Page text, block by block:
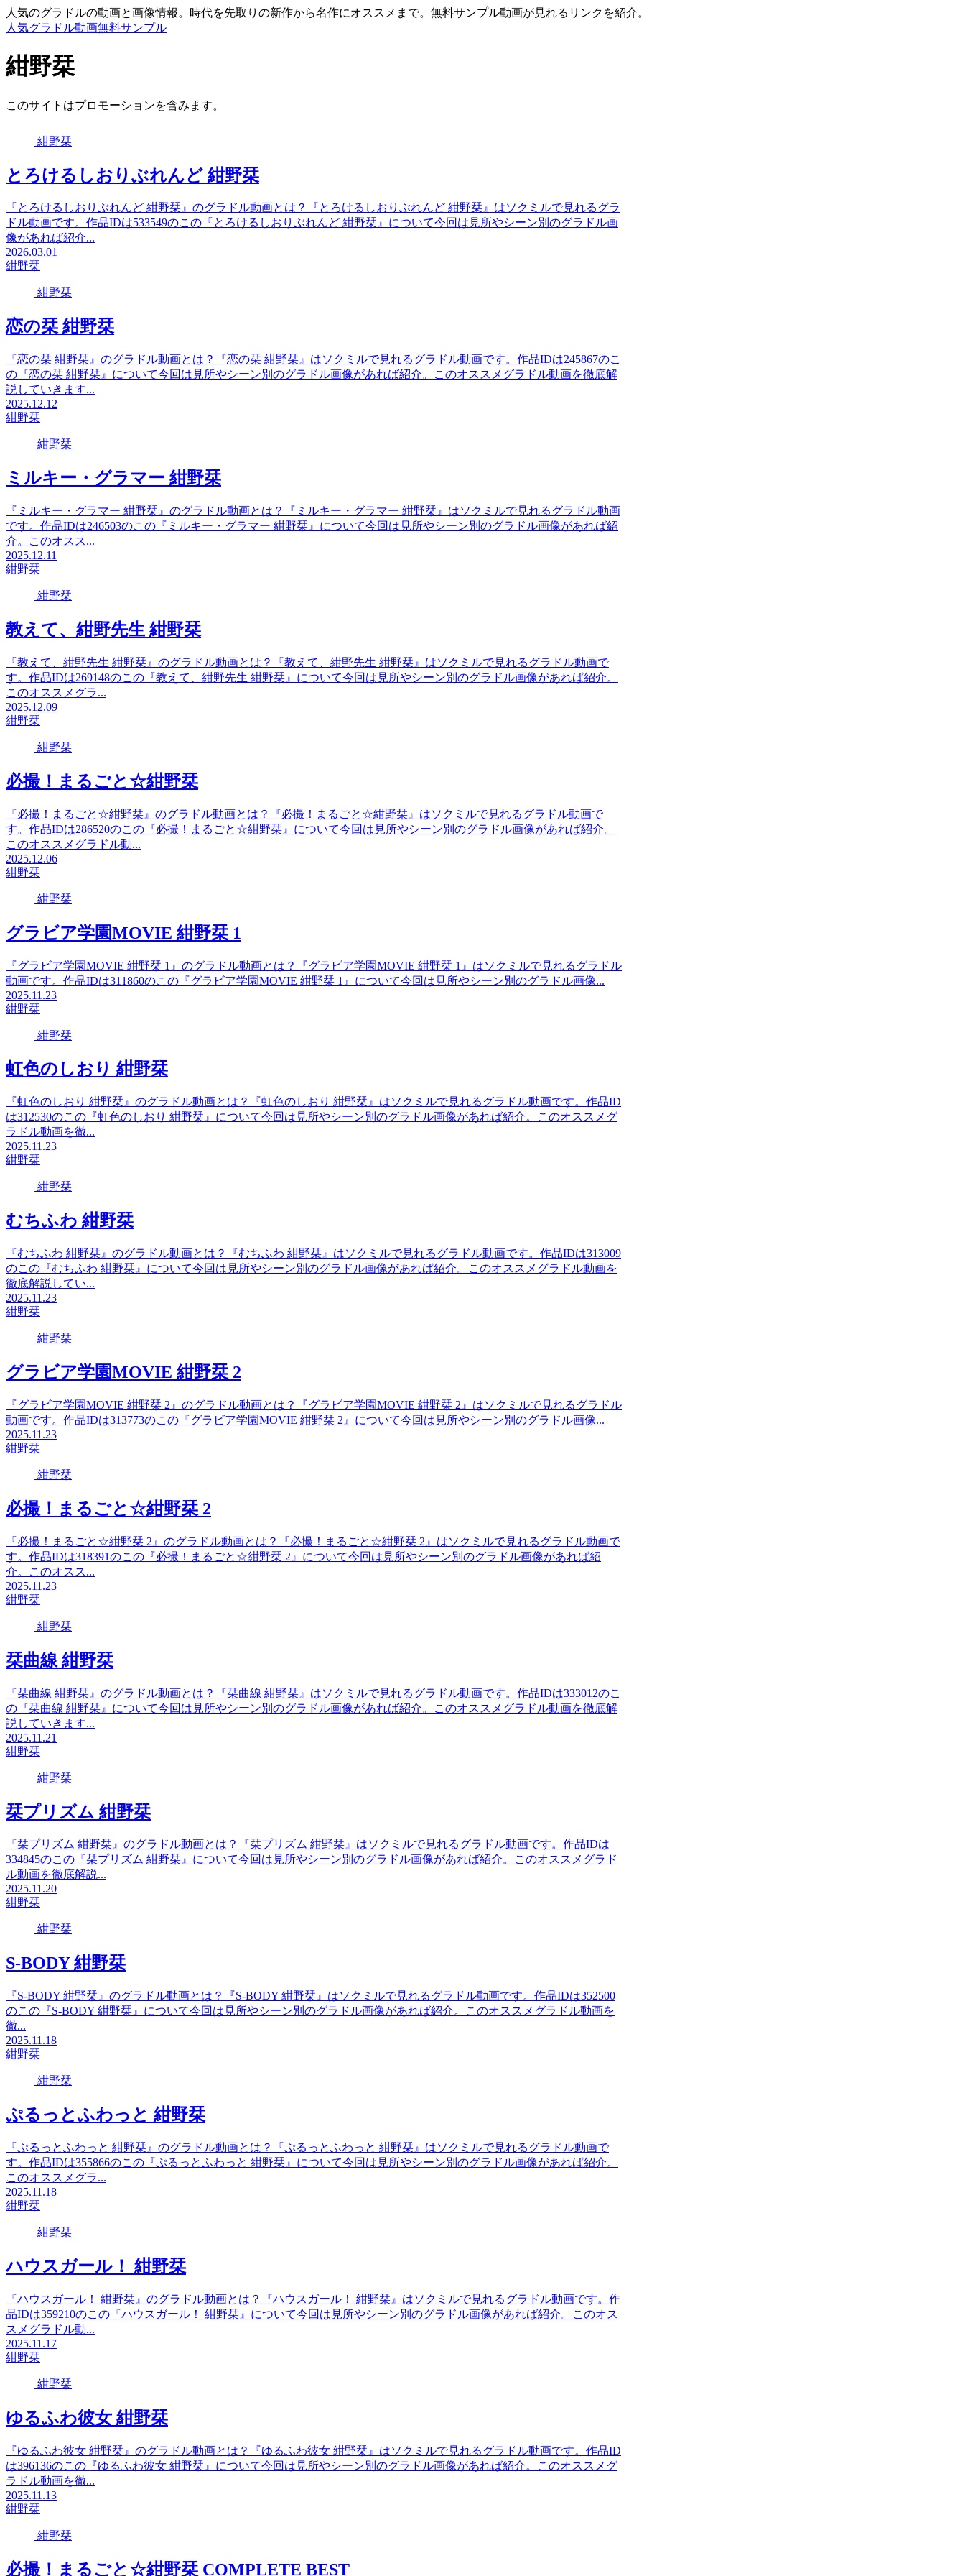
人気のグラドルの動画と画像情報。時代を先取りの新作から名作にオススメまで。無料サンプル動画が見れるリンクを紹介。
人気グラドル動画無料サンプル
紺野栞
このサイトはプロモーションを含みます。
紺野栞
とろけるしおりぶれんど 紺野栞
『とろけるしおりぶれんど 紺野栞』のグラドル動画とは？『とろけるしおりぶれんど 紺野栞』はソクミルで見れるグラ
ドル動画です。作品IDは533549のこの『とろけるしおりぶれんど 紺野栞』について今回は見所やシーン別のグラドル画
像があれば紹介...
2026.03.01
紺野栞
紺野栞
恋の栞 紺野栞
『恋の栞 紺野栞』のグラドル動画とは？『恋の栞 紺野栞』はソクミルで見れるグラドル動画です。作品IDは245867のこ
の『恋の栞 紺野栞』について今回は見所やシーン別のグラドル画像があれば紹介。このオススメグラドル動画を徹底解
説していきます...
2025.12.12
紺野栞
紺野栞
ミルキー・グラマー 紺野栞
『ミルキー・グラマー 紺野栞』のグラドル動画とは？『ミルキー・グラマー 紺野栞』はソクミルで見れるグラドル動画
です。作品IDは246503のこの『ミルキー・グラマー 紺野栞』について今回は見所やシーン別のグラドル画像があれば紹
介。このオスス...
2025.12.11
紺野栞
紺野栞
教えて、紺野先生 紺野栞
『教えて、紺野先生 紺野栞』のグラドル動画とは？『教えて、紺野先生 紺野栞』はソクミルで見れるグラドル動画で
す。作品IDは269148のこの『教えて、紺野先生 紺野栞』について今回は見所やシーン別のグラドル画像があれば紹介。
このオススメグラ...
2025.12.09
紺野栞
紺野栞
必撮！まるごと☆紺野栞
『必撮！まるごと☆紺野栞』のグラドル動画とは？『必撮！まるごと☆紺野栞』はソクミルで見れるグラドル動画で
す。作品IDは286520のこの『必撮！まるごと☆紺野栞』について今回は見所やシーン別のグラドル画像があれば紹介。
このオススメグラドル動...
2025.12.06
紺野栞
紺野栞
グラビア学園MOVIE 紺野栞 1
『グラビア学園MOVIE 紺野栞 1』のグラドル動画とは？『グラビア学園MOVIE 紺野栞 1』はソクミルで見れるグラドル
動画です。作品IDは311860のこの『グラビア学園MOVIE 紺野栞 1』について今回は見所やシーン別のグラドル画像...
2025.11.23
紺野栞
紺野栞
虹色のしおり 紺野栞
『虹色のしおり 紺野栞』のグラドル動画とは？『虹色のしおり 紺野栞』はソクミルで見れるグラドル動画です。作品ID
は312530のこの『虹色のしおり 紺野栞』について今回は見所やシーン別のグラドル画像があれば紹介。このオススメグ
ラドル動画を徹...
2025.11.23
紺野栞
紺野栞
むちふわ 紺野栞
『むちふわ 紺野栞』のグラドル動画とは？『むちふわ 紺野栞』はソクミルで見れるグラドル動画です。作品IDは313009
のこの『むちふわ 紺野栞』について今回は見所やシーン別のグラドル画像があれば紹介。このオススメグラドル動画を
徹底解説してい...
2025.11.23
紺野栞
紺野栞
グラビア学園MOVIE 紺野栞 2
『グラビア学園MOVIE 紺野栞 2』のグラドル動画とは？『グラビア学園MOVIE 紺野栞 2』はソクミルで見れるグラドル
動画です。作品IDは313773のこの『グラビア学園MOVIE 紺野栞 2』について今回は見所やシーン別のグラドル画像...
2025.11.23
紺野栞
紺野栞
必撮！まるごと☆紺野栞 2
『必撮！まるごと☆紺野栞 2』のグラドル動画とは？『必撮！まるごと☆紺野栞 2』はソクミルで見れるグラドル動画で
す。作品IDは318391のこの『必撮！まるごと☆紺野栞 2』について今回は見所やシーン別のグラドル画像があれば紹
介。このオスス...
2025.11.23
紺野栞
紺野栞
栞曲線 紺野栞
『栞曲線 紺野栞』のグラドル動画とは？『栞曲線 紺野栞』はソクミルで見れるグラドル動画です。作品IDは333012のこ
の『栞曲線 紺野栞』について今回は見所やシーン別のグラドル画像があれば紹介。このオススメグラドル動画を徹底解
説していきます...
2025.11.21
紺野栞
紺野栞
栞プリズム 紺野栞
『栞プリズム 紺野栞』のグラドル動画とは？『栞プリズム 紺野栞』はソクミルで見れるグラドル動画です。作品IDは
334845のこの『栞プリズム 紺野栞』について今回は見所やシーン別のグラドル画像があれば紹介。このオススメグラド
ル動画を徹底解説...
2025.11.20
紺野栞
紺野栞
S-BODY 紺野栞
『S-BODY 紺野栞』のグラドル動画とは？『S-BODY 紺野栞』はソクミルで見れるグラドル動画です。作品IDは352500
のこの『S-BODY 紺野栞』について今回は見所やシーン別のグラドル画像があれば紹介。このオススメグラドル動画を
徹...
2025.11.18
紺野栞
紺野栞
ぷるっとふわっと 紺野栞
『ぷるっとふわっと 紺野栞』のグラドル動画とは？『ぷるっとふわっと 紺野栞』はソクミルで見れるグラドル動画で
す。作品IDは355866のこの『ぷるっとふわっと 紺野栞』について今回は見所やシーン別のグラドル画像があれば紹介。
このオススメグラ...
2025.11.18
紺野栞
紺野栞
ハウスガール！ 紺野栞
『ハウスガール！ 紺野栞』のグラドル動画とは？『ハウスガール！ 紺野栞』はソクミルで見れるグラドル動画です。作
品IDは359210のこの『ハウスガール！ 紺野栞』について今回は見所やシーン別のグラドル画像があれば紹介。このオス
スメグラドル動...
2025.11.17
紺野栞
紺野栞
ゆるふわ彼女 紺野栞
『ゆるふわ彼女 紺野栞』のグラドル動画とは？『ゆるふわ彼女 紺野栞』はソクミルで見れるグラドル動画です。作品ID
は396136のこの『ゆるふわ彼女 紺野栞』について今回は見所やシーン別のグラドル画像があれば紹介。このオススメグ
ラドル動画を徹...
2025.11.13
紺野栞
紺野栞
必撮！まるごと☆紺野栞 COMPLETE BEST